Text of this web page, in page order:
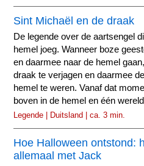
Sint Michaël en de draak
De legende over de aartsengel
hemel joeg. Wanneer boze
en daarmee naar de hemel
draak te verjagen en daarmee
hemel te weren. Vanaf dat
boven in de hemel en één
Legende | Duitsland | ca. 3 min.
Hoe Halloween ontstond:
allemaal met Jack